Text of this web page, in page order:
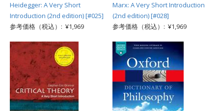
Heidegger: A Very Short
Introduction (2nd edition) [#025]
参考価格（税込）: ¥1,969
Marx: A Very Short Introduction
(2nd edition) [#028]
参考価格（税込）: ¥1,969